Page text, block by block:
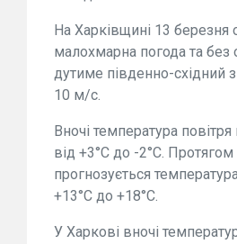
На Харківщині 13 березня
малохмарна погода та без
дутиме південно-східний
10 м/с.
Вночі температура
від +3°C до -2°C.
прогнозується
+13°C до +18°C.
У Харкові вночі